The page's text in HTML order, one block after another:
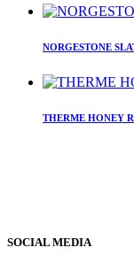
NORGESTONE
THERME HONEY
SOCIAL MEDIA